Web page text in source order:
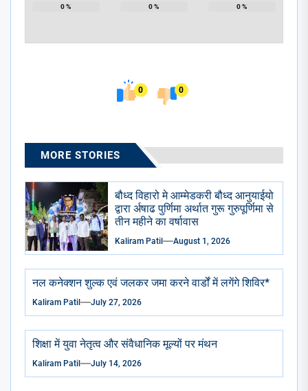
0% 0% 0%
0 0
MORE STORIES
बौध्द विहारो मे आम्मेडकरी बौध्द आनुयाईयो
द्वारा र्अषाढ पुर्णिमा अर्थात गुरू गुरुपूर्णिमा से
तीन महीने का वर्षावास
Kaliram Patil August 1, 2026
नल कनेक्शन शुल्क एवं जलकर जमा करने वार्डों में लगेंगे शिविर*
Kaliram Patil July 27, 2026
शिक्षा में युवा नेतृत्व और संवैधानिक मूल्यों पर मंथन
Kaliram Patil July 14, 2026